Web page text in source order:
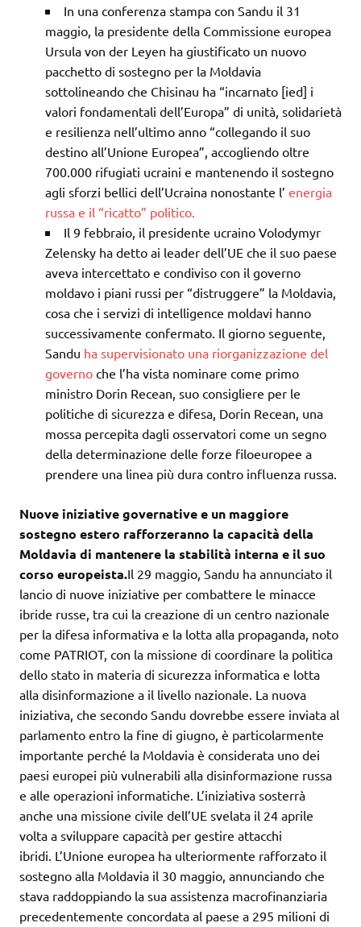
In una conferenza stampa con Sandu il 31
maggio, la presidente della Commissione europea
Ursula von der Leyen ha giustificato un nuovo
pacchetto di sostegno per la Moldavia
sottolineando che Chisinau ha “incarnato [ied] i
valori fondamentali dell’Europa” di unità, solidarietà
e resilienza nell’ultimo anno “collegando il suo
destino all’Unione Europea”, accogliendo oltre
700.000 rifugiati ucraini e mantenendo il sostegno
agli sforzi bellici dell’Ucraina nonostante l’ energia
russa e il “ricatto” politico.
Il 9 febbraio, il presidente ucraino Volodymyr
Zelensky ha detto ai leader dell’UE che il suo paese
aveva intercettato e condiviso con il governo
moldavo i piani russi per “distruggere” la Moldavia,
cosa che i servizi di intelligence moldavi hanno
successivamente confermato. Il giorno seguente,
Sandu ha supervisionato una riorganizzazione del
governo che l’ha vista nominare come primo
ministro Dorin Recean, suo consigliere per le
politiche di sicurezza e difesa, Dorin Recean, una
mossa percepita dagli osservatori come un segno
della determinazione delle forze filoeuropee a
prendere una linea più dura contro influenza russa.
Nuove iniziative governative e un maggiore
sostegno estero rafforzeranno la capacità della
Moldavia di mantenere la stabilità interna e il suo
corso europeista.Il 29 maggio, Sandu ha annunciato il
lancio di nuove iniziative per combattere le minacce
ibride russe, tra cui la creazione di un centro nazionale
per la difesa informativa e la lotta alla propaganda, noto
come PATRIOT, con la missione di coordinare la politica
dello stato in materia di sicurezza informatica e lotta
alla disinformazione a il livello nazionale. La nuova
iniziativa, che secondo Sandu dovrebbe essere inviata al
parlamento entro la fine di giugno, è particolarmente
importante perché la Moldavia è considerata uno dei
paesi europei più vulnerabili alla disinformazione russa
e alle operazioni informatiche. L’iniziativa sosterrà
anche una missione civile dell’UE svelata il 24 aprile
volta a sviluppare capacità per gestire attacchi
ibridi. L’Unione europea ha ulteriormente rafforzato il
sostegno alla Moldavia il 30 maggio, annunciando che
stava raddoppiando la sua assistenza macrofinanziaria
precedentemente concordata al paese a 295 milioni di